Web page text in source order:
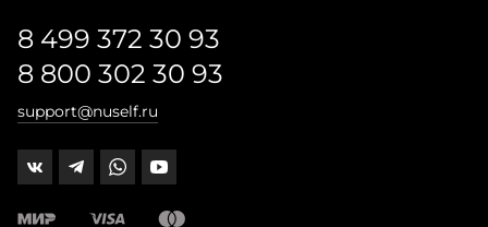
8 499 372 30 93
8 800 302 30 93
support@nuself.ru